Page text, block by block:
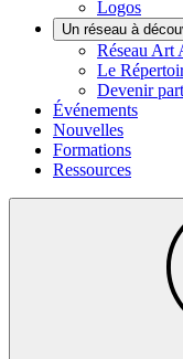
Logos
Un réseau à
Réseau Art
Le
Devenir
Événements
Nouvelles
Formations
Ressources